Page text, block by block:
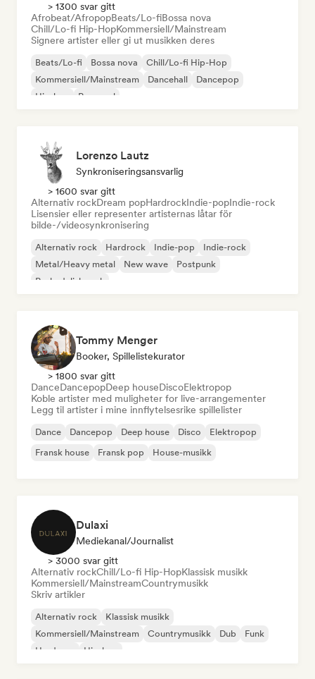
> 1300 svar gitt
Afrobeat/AfropopBeats/Lo-fiBossa nova
Chill/Lo-fi Hip-HopKommersiell/Mainstream
Signere artister eller gi ut musikken deres
Beats/Lo-fi Bossa nova
Chill/Lo-fi Hip-Hop
Kommersiell/Mainstream
Dancehall
Dancepop
Hip-hop
Pop-soul
Lorenzo Lautz
Synkroniseringsansvarlig
> 1600 svar gitt
Alternativ rockDream popHardrockIndie-popIndie-rock
Lisensier eller representer artisternas låtar för
bilde-/videosynkronisering
Alternativ rock Hardrock Indie-pop
Indie-rock
Metal/Heavy metal
New wave
Postpunk
Psykedelisk rock
Tommy Menger
Booker, Spillelistekurator
> 1800 svar gitt
DanceDancepopDeep houseDiscoElektropop
Koble artister med muligheter for live-arrangementer
Legg til artister i mine innflytelsesrike spillelister
Dance Dancepop Deep house Disco
Elektropop
Fransk house
Fransk pop House-musikk
Dulaxi
Mediekanal/journalist
> 3000 svar gitt
Alternativ rockChill/Lo-fi Hip-HopKlassisk musikk
Kommersiell/MainstreamCountrymusikk
Skriv artikler
Alternativ rock
Klassisk musikk
Kommersiell/Mainstream
Countrymusikk Dub
Funk
Hardcore
Hip-hop